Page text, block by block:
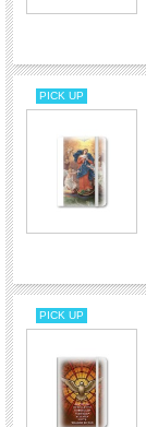
PICK UP
PICK UP